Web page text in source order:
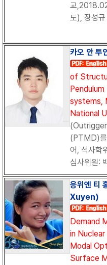
교
도), 장성규
카오 안
of
systems,
National
(PTMD)를
어, 석사학
심사위원:
응위엔 티
Xuyen)
Demand
in
Modal
Surface